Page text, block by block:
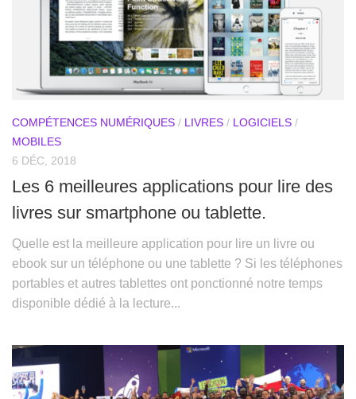
COMPÉTENCES NUMÉRIQUES / LIVRES / LOGICIELS /
MOBILES
6 DÉC, 2018
Les 6 meilleures applications pour lire des
livres sur smartphone ou tablette.
Quelle est la meilleure application pour lire un livre ou
ebook sur un téléphone ou une tablette ? Si les téléphones
portables et autres tablettes ont ponctionné notre temps
disponible dédié à la lecture...